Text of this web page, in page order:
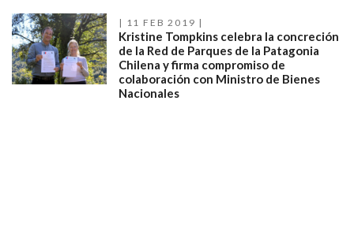
11 FEB 2019
Kristine Tompkins celebra la concreción
de la Red de Parques de la Patagonia
Chilena y firma compromiso de
colaboración con Ministro de Bienes
Nacionales